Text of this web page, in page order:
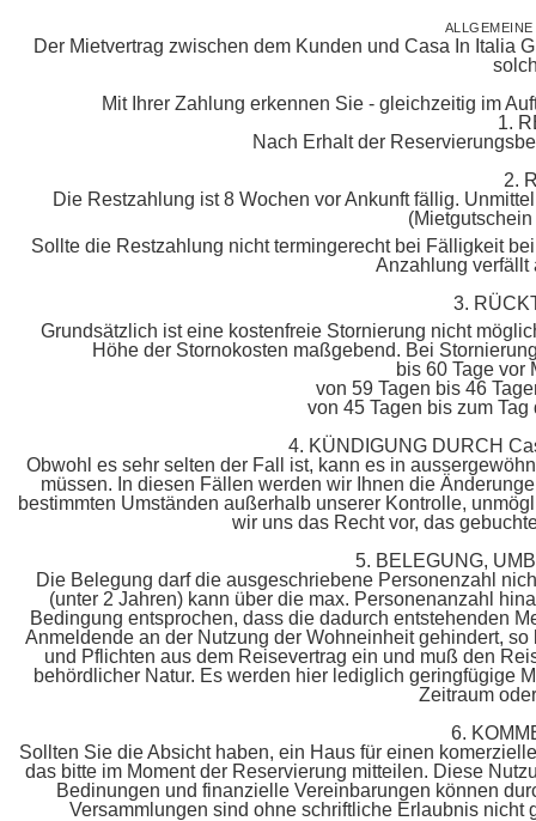
Der Mietvertrag zwischen dem Kunden und Casa In Italia
Mit Ihrer Zahlung erkennen Sie - gleichzeitig im
1.
Nach Erhalt der
2.
Die Restzahlung ist 8 Wochen vor Ankunft fällig.
Sollte die Restzahlung nicht termingerecht bei Fälligkeit
Anzahlung verfällt
3.
Grundsätzlich ist eine kostenfreie Stornierung nicht
Höhe der Stornokosten maßgebend. Bei
bis 60 Tage vor
von 59 Tagen bis 46
von 45 Tagen bis zum
4. KÜNDIGUNG DURCH
Obwohl es sehr selten der Fall ist, kann es in
müssen. In diesen Fällen werden wir Ihnen die
bestimmten Umständen außerhalb unserer Kontrolle,
wir uns das Recht vor, das
5. BELEGUNG,
Die Belegung darf die ausgeschriebene Personenzahl
(unter 2 Jahren) kann über die max. Personenanzahl
Bedingung entsprochen, dass die dadurch entstehenden
Anmeldende an der Nutzung der Wohneinheit gehindert,
und Pflichten aus dem Reisevertrag ein und muß den
behördlicher Natur. Es werden hier lediglich geringfügige
Zeitraum
6.
Sollten Sie die Absicht haben, ein Haus für einen
das bitte im Moment der Reservierung mitteilen. Diese
Bedinungen und finanzielle Vereinbarungen können
Versammlungen sind ohne schriftliche Erlaubnis nicht